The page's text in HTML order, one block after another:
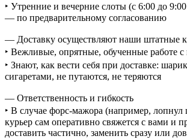
‣ Утренние и вечерние слоты (с 6:00 до
— по предварительному согласованию
— Доставку осуществляют наши штатные
‣ Вежливые, опрятные, обученные работе
‣ Знают, как вести себя при доставке:
сигаретами, не путаются, не теряются
— Ответственность и гибкость
‣ В случае форс-мажора (например,
курьер сам оперативно свяжется с вами и
доставить частично, заменить сразу или